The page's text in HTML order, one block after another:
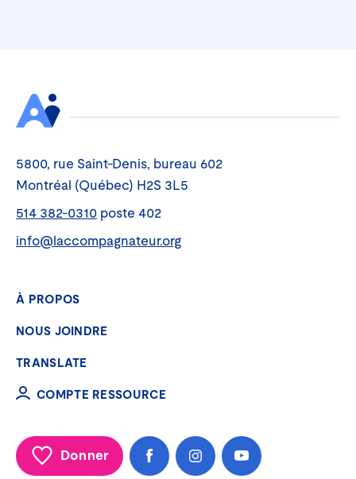
5800, rue Saint-Denis, bureau 602
Montréal (Québec) H2S 3L5
514 382-0310 poste 402
info@laccompagnateur.org
À PROPOS
NOUS JOINDRE
TRANSLATE
COMPTE RESSOURCE
Donner